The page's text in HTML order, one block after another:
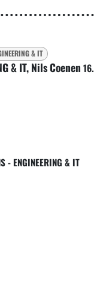
& IT
& IT, Nils Coenen 16.
- ENGINEERING & IT